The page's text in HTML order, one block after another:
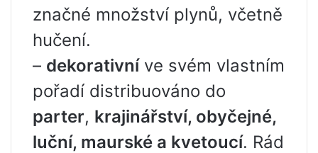
značné množství plynů, včetně
hučení.
– dekorativníve svém vlastním
pořadí distribuováno do
parter, krajinářství, obyčejné,
luční, maurské a kvetoucí. Rád